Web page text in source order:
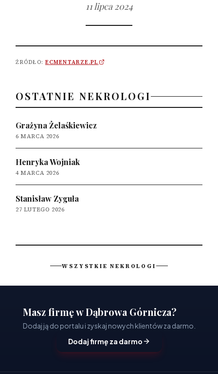
11 lipca 2024
ŹRÓDŁO: ECMENTARZE.PL
OSTATNIE NEKROLOGI
Grażyna Żelaśkiewicz
6 MARCA 2026
Henryka Wojniak
4 MARCA 2026
Stanisław Zyguła
27 LUTEGO 2026
WSZYSTKIE NEKROLOGI
Masz firmę w Dąbrowa Górnicza?
Dodaj ją do portalu i zyskaj nowych klientów za darmo.
Dodaj firmę za darmo